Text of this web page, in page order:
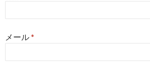
メール*